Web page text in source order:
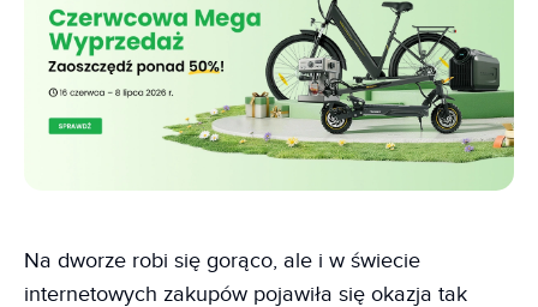
Na dworze robi się gorąco, ale i w świecie
internetowych zakupów pojawiła się okazja tak